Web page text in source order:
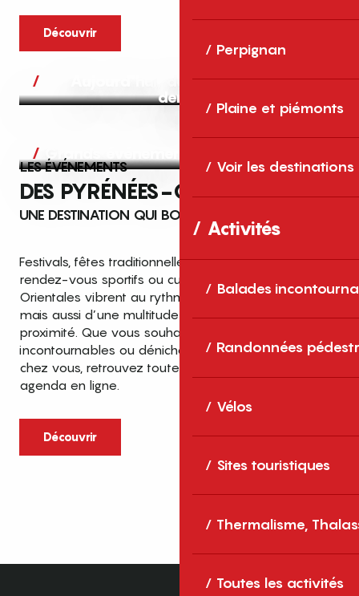
Perpignan
Plaine et piémonts
Voir les destinations
Activités
Balades
Randonnées
Vélos
Sites touristiques
Thermalisme,
Toutes les activités
Découvrir
Aujourd’hui, demain et après-
demain
Grands événements
LES ÉVÉNEMENTS
DES PYRÉNÉES-ORIENTALES
UNE DESTINATION QUI BOUGE TOUTE L’ANNÉE
Festivals, fêtes traditionnelles, concerts, expositions,
rendez-vous sportifs ou culturels… les Pyrénées-
Orientales vibrent au rythme de grands temps forts
mais aussi d’une multitude d’événements de
proximité. Que vous souhaitiez vivre les
incontournables ou dénicher des sorties près de
chez vous, retrouvez toutes les infos dans notre
agenda en ligne.
Découvrir
Top des événements et sorties
en famille
cet été dans les Pyrénées-Orientales
Entre mer Méditerranée, villages de
caractère et grands espaces naturels, les
Pyrénées-Orientales sont une destination
idéale pour partager des moments en
famille tout au long...